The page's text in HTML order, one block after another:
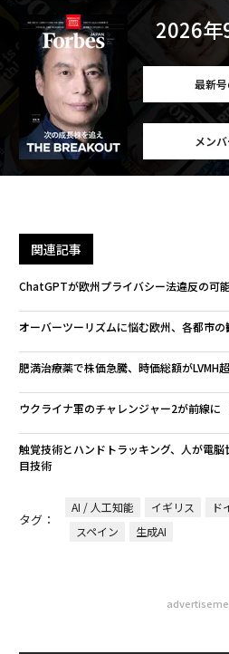
2026年
最新
メン
関連記事
ChatGPTが欧州プライバシー法違反の可
オーバーツーリズムに悩む欧州、各都市
肥満治療薬で株価急騰、時価総額がLVMH
ウクライナ軍のチャレンジャー2が前線に
触覚技術とハンドトラッキング、人が電
目技術
タグ：
AI / 人工知能 イギリス ド
スペイン
生成AI